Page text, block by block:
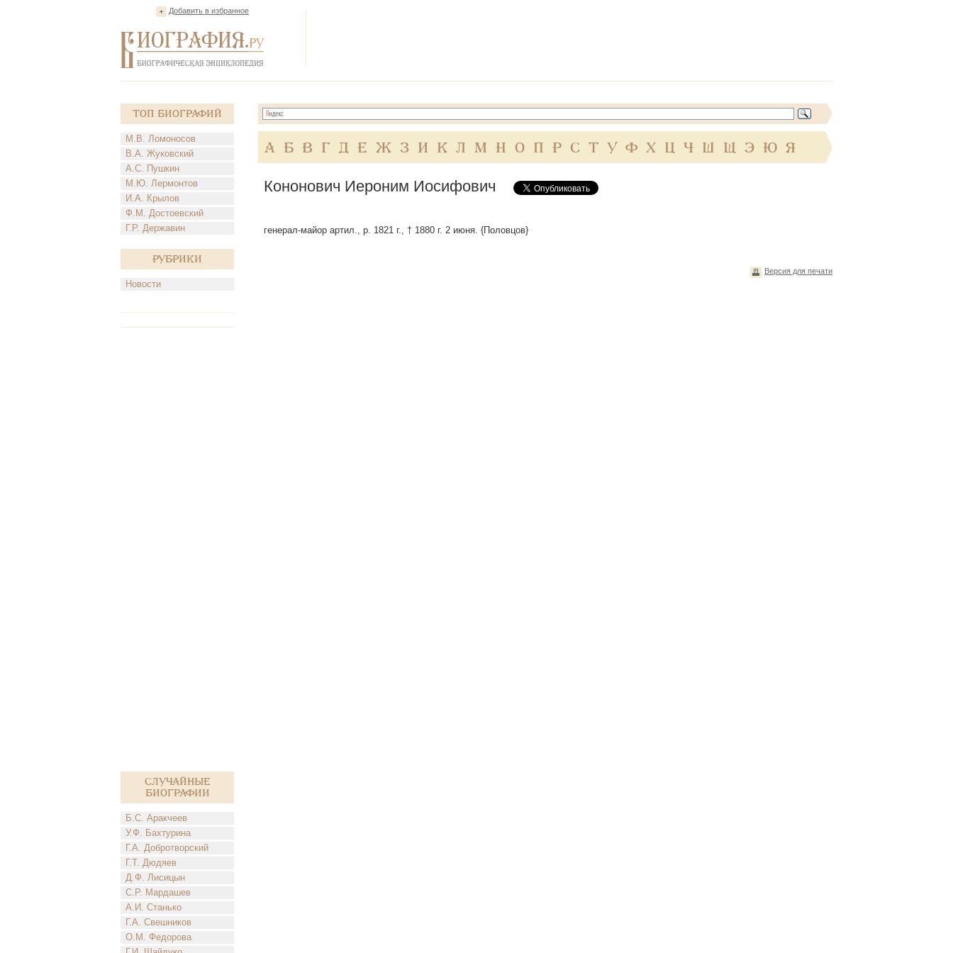
Добавить в избранное
Топ Биографий
М.В. Ломоносов
В.А. Жуковский
А.С. Пушкин
М.Ю. Лермонтов
И.А. Крылов
Ф.М. Достоевский
Г.Р. Державин
Рубрики
Новости
Случайные
биографии
Б.С. Аракчеев
У.Ф. Бахтурина
Г.А. Добротворский
Г.Т. Дюдяев
Д.Ф. Лисицын
С.Р. Мардашев
А.И. Станько
Г.А. Свешников
О.М. Федорова
А Б В Г Д Е Ж З И К Л М Н О П Р С Т У Ф Х Ц Ч Ш Щ Э Ю Я
Кононович Иероним Иосифович
генерал-майор артил., р. 1821 г., † 1880 г. 2 июня. {Половцов}
Версия для печати